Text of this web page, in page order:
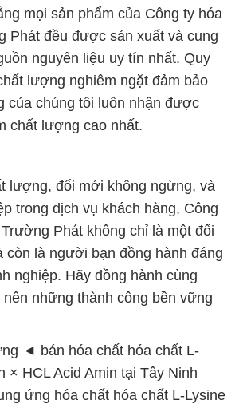
mọi sản phẩm của Công ty hóa
Phát đều được sản xuất và cung
nguyên liệu uy tín nhất. Quy
lượng nghiêm ngặt đảm bảo
của chúng tôi luôn nhận được
chất lượng cao nhất.
lượng, đổi mới không ngừng, và
trong dịch vụ khách hàng, Công
Phát không chỉ là một đối
còn là người bạn đồng hành đáng
nghiệp. Hãy đồng hành cùng
những thành công bền vững
◄ bán hóa chất hóa chất L-
× HCL Acid Amin tại Tây Ninh
ứng hóa chất hóa chất L-Lysine